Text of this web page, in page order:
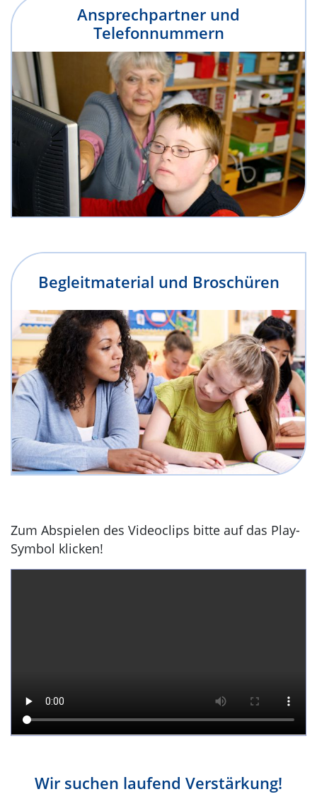
Ansprechpartner und
Telefonnummern
Begleitmaterial und Broschüren
Zum Abspielen des Videoclips bitte auf das Play-
Symbol klicken!
Wir suchen laufend Verstärkung!